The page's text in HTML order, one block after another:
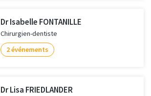
Dr Isabelle FONTANILLE
Chirurgien-dentiste
2 événements
Dr Lisa FRIEDLANDER